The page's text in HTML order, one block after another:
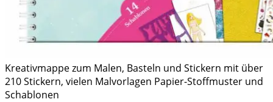
Kreativmappe zum Malen, Basteln und Stickern mit über
210 Stickern, vielen Malvorlagen Papier-Stoffmuster und
Schablonen